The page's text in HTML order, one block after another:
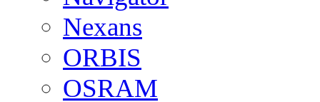
Nexans
ORBIS
OSRAM